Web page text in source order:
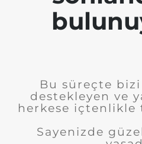
Bu süreçte
destekleyen ve
herkese içtenlikle
Sayenizde